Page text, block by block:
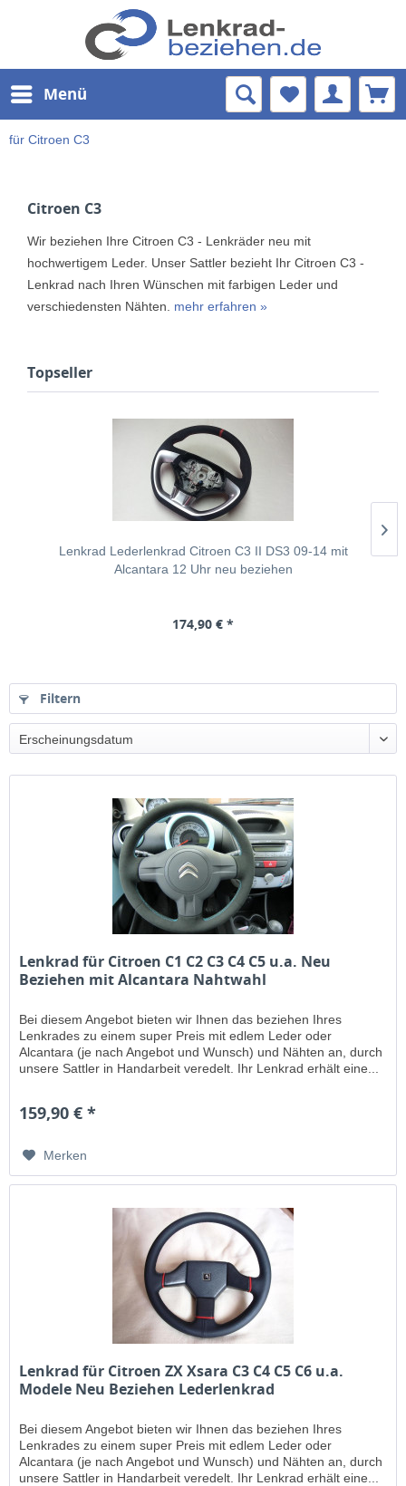
Menü
für Citroen C3
Citroen C3
Wir beziehen Ihre Citroen C3 - Lenkräder neu mit
hochwertigem Leder. Unser Sattler bezieht Ihr Citroen C3 -
Lenkrad nach Ihren Wünschen mit farbigen Leder und
verschiedensten Nähten. mehr erfahren »
Topseller
Lenkrad Lederlenkrad Citroen C3 II DS3 09-14 mit
Alcantara 12 Uhr neu beziehen
174,90 € *
Filtern
Lenkrad für Citroen C1 C2 C3 C4 C5 u.a. Neu
Beziehen mit Alcantara Nahtwahl
Bei diesem Angebot bieten wir Ihnen das beziehen Ihres
Lenkrades zu einem super Preis mit edlem Leder oder
Alcantara (je nach Angebot und Wunsch) und Nähten an, durch
unsere Sattler in Handarbeit veredelt. Ihr Lenkrad erhält eine...
159,90 € *
Merken
Lenkrad für Citroen ZX Xsara C3 C4 C5 C6 u.a.
Modele Neu Beziehen Lederlenkrad
Bei diesem Angebot bieten wir Ihnen das beziehen Ihres
Lenkrades zu einem super Preis mit edlem Leder oder
Alcantara (je nach Angebot und Wunsch) und Nähten an, durch
unsere Sattler in Handarbeit veredelt. Ihr Lenkrad erhält eine...